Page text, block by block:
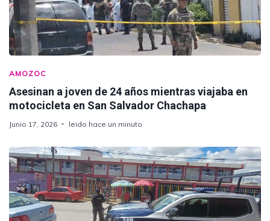
AMOZOC
Asesinan a joven de 24 años mientras viajaba en
motocicleta en San Salvador Chachapa
Junio 17, 2026 leido hace un minuto